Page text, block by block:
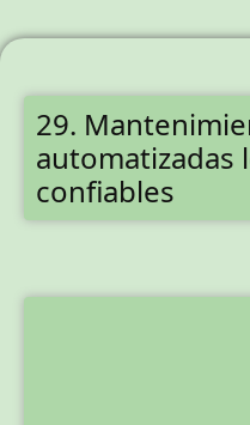
29.
automatizadas
confiables